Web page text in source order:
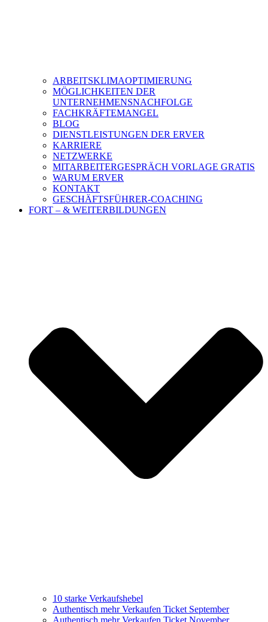
ARBEITSKLIMAOPTIMIERUNG
MÖGLICHKEITEN DER
UNTERNEHMENSNACHFOLGE
FACHKRÄFTEMANGEL
BLOG
DIENSTLEISTUNGEN DER ERVER
KARRIERE
NETZWERKE
MITARBEITERGESPRÄCH VORLAGE GRATIS
WARUM ERVER
KONTAKT
GESCHÄFTSFÜHRER-COACHING
FORT – & WEITERBILDUNGEN
10 starke Verkaufshebel
Authentisch mehr Verkaufen Ticket September